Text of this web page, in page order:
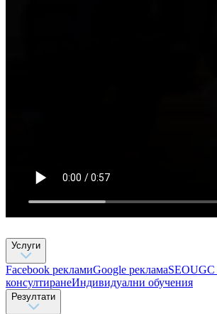
Услуги
Facebook рекламиGoogle рекламаSEOUGC
консултиране​Индивидуални обучения
Резултати